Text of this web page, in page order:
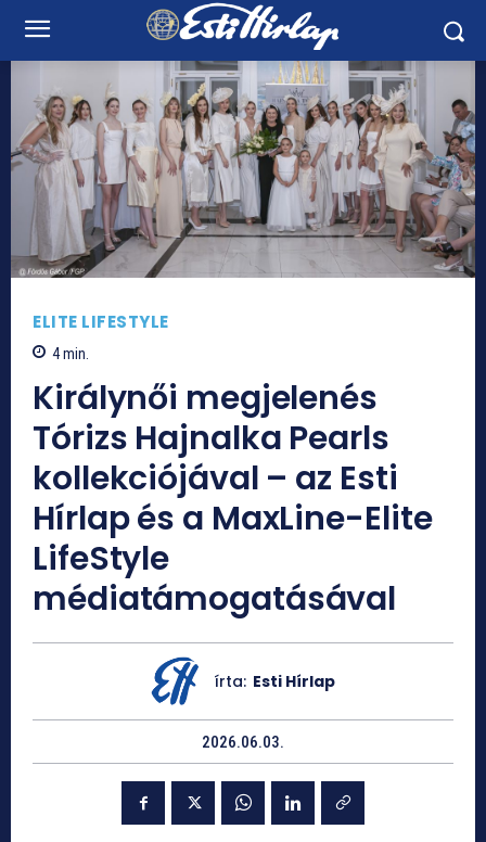
ELITE LIFESTYLE
4min.
Királynői megjelenés
Tórizs Hajnalka Pearls
kollekciójával – az Esti
Hírlap és a MaxLine-Elite
LifeStyle
médiatámogatásával
írta: Esti Hírlap
2026.06.03.